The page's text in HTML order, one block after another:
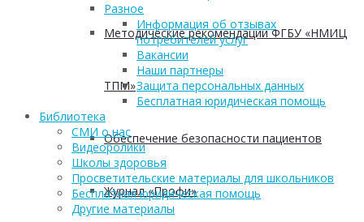
Методические рекомендации ФГБУ «НМИЦ
ТПМ»
Обеспечение безопасности пациентов
Журнал «Профи»
Разное
Информация об отзывах
потребителей услуг
Вакансии
Наши партнеры
Защита персональных данных
Бесплатная юридическая помощь
Библиотека
СМИ о нас
Видеоролики
Школы здоровья
Просветительские материалы для школьников
Бесплатная юридическая помощь
Другие материалы